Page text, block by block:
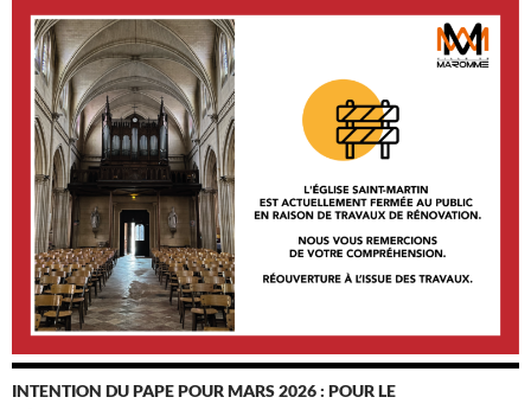
INTENTION DU PAPE POUR MARS 2026 : POUR LE